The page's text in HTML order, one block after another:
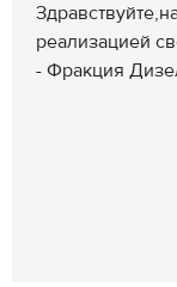
реализацией
- Фракция